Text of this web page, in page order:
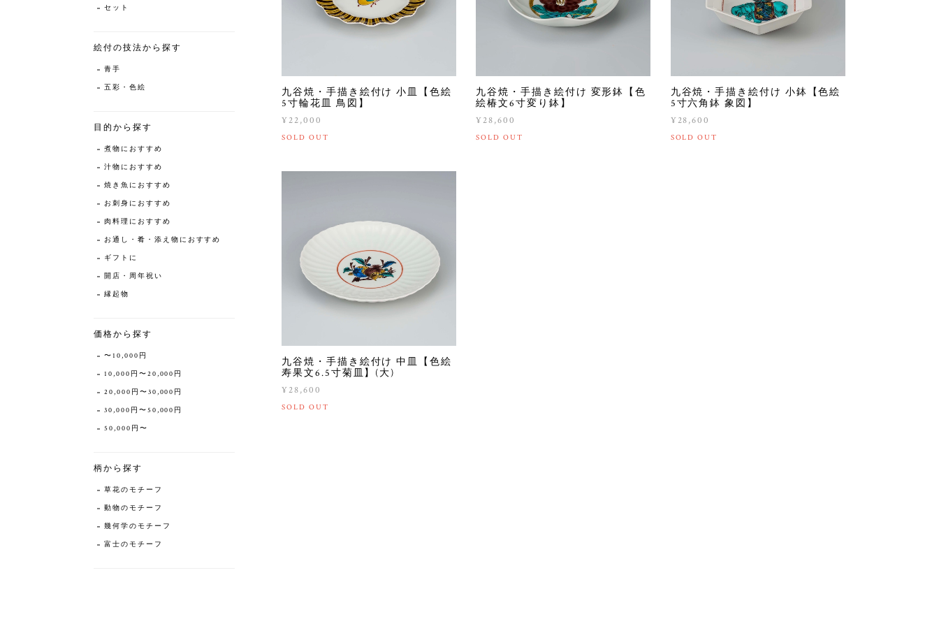
九谷焼・手描き絵付け 小皿【色絵
5寸輪花皿 鳥図】
¥22,000
SOLD OUT
九谷焼・手描き絵付け 変形鉢【色
絵椿文6寸変り鉢】
¥28,600
SOLD OUT
九谷焼・手描き絵付け 小鉢【色絵
5寸六角鉢 象図】
¥28,600
SOLD OUT
九谷焼・手描き絵付け 中皿【色絵
寿果文6.5寸菊皿】(大)
¥28,600
SOLD OUT
セット
絵付の技法から探す
青手
五彩・色絵
目的から探す
煮物におすすめ
汁物におすすめ
焼き魚におすすめ
お刺身におすすめ
肉料理におすすめ
お通し・肴・添え物におすすめ
ギフトに
開店・周年祝い
縁起物
価格から探す
〜10,000円
10,000円〜20,000円
20,000円〜30,000円
30,000円〜50,000円
50,000円〜
柄から探す
草花のモチーフ
動物のモチーフ
幾何学のモチーフ
富士のモチーフ